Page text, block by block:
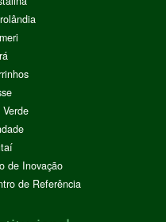
de Inovação
de Referência